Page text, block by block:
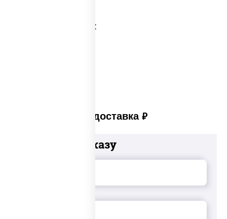
Категории товара:
Платная доставка руб
Добавьте к заказу